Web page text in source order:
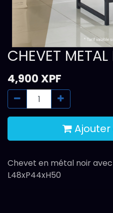
CHEVET METAL
4,900XPF
Chevet en métal noir
L48xP44xH50